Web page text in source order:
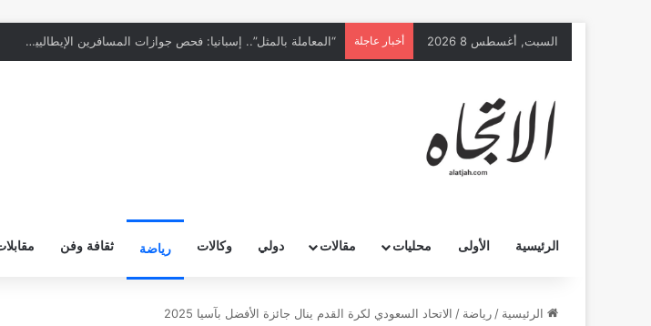
السبت, أغسطس 8 2026 أخبار عاجلة “المعاملة بالمثل”.. إسبانيا: فحص جوازات المسافرين الإيطاليين يبدأ ليل السبت
الرئيسية الأولى محليات مقالات دولي وكالات رياضة ثقافة وفن
الرئيسية / رياضة / الاتحاد السعودي لكرة القدم ينال جائزة الأفضل بآسيا 2025